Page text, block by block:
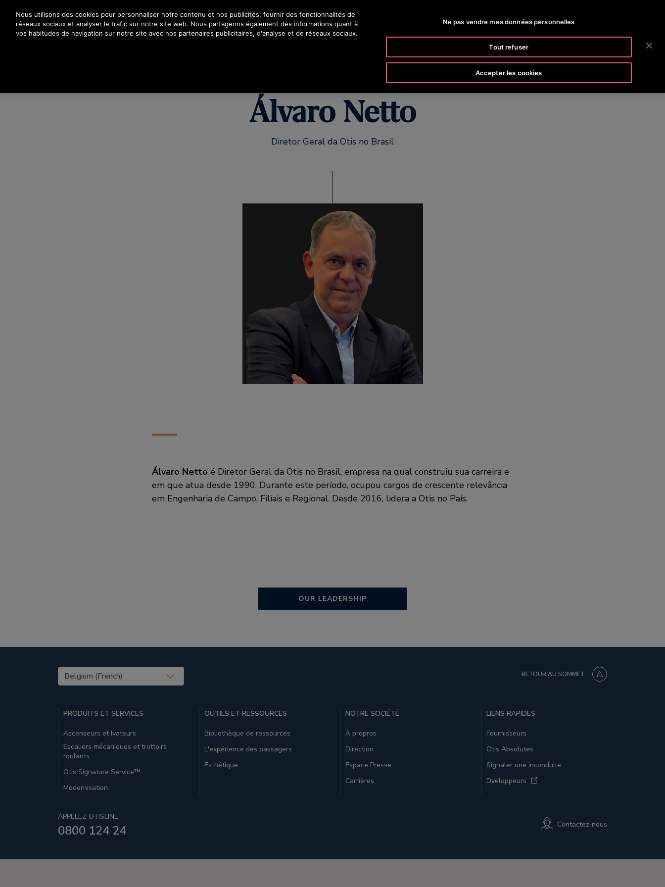
Appuyez sur Entrée pour passer au contenu principal
OTISLINE 0800 124 24 NEWS
RECHERCHER
Álvaro Netto
Diretor Geral da Otis no Brasil
Álvaro Netto é Diretor Geral da Otis no Brasil, empresa na qual construiu sua carreira e
em que atua desde 1990. Durante este período, ocupou cargos de crescente relevância
em Engenharia de Campo, Filiais e Regional. Desde 2016, lidera a Otis no País.
OUR LEADERSHIP
United States (EN) RETOUR AU SOMMET
PRODUITS ET SERVICES
Ascenseurs et Ivateurs
Escaliers mécaniques et trottoirs
roulants
Otis Signature Service™
Modernisation
OUTILS ET RESSOURCES
Bibliothèque de ressources
L'expérience des passagers
Esthétique
NOTRE SOCIÉTÉ
À propros
Direction
Espace Presse
Carrières
LIENS RAPIDES
Fournisseurs
Otis Absolutes
Signaler une inconduite
Dveloppeurs
APPELEZ OTISLINE
0800 124 24 Contactez-nous
Nous utilisons des cookies pour personnaliser notre contenu et nos publicités, fournir des fonctionnalités de
réseaux sociaux et analyser le trafic sur notre site web. Nous partageons également des informations quant à
vos habitudes de navigation sur notre site avec nos partenaires publicitaires, d'analyse et de réseaux sociaux.
Ne pas vendre mes données personnelles
Tout refuser
Accepter les cookies